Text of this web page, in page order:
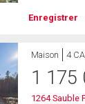
Enregistrer
Maison 4
1 175
1264 Sauble